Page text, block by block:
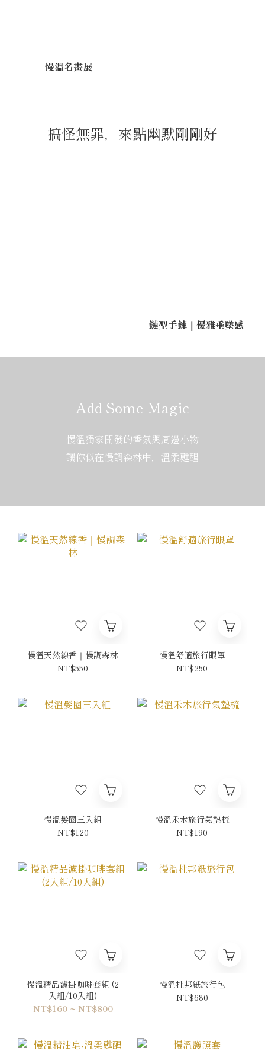
慢溫名畫展
搞怪無罪，來點幽默剛剛好
鏈型手鍊｜優雅垂墜感
Add Some Magic
慢溫獨家開發的香氛與周邊小物
讓你似在慢調森林中，溫柔甦醒
慢溫天然線香｜慢調森林
NT$550
慢溫舒適旅行眼罩
NT$250
慢溫髮圈三入組
NT$120
慢溫禾木旅行氣墊梳
NT$190
慢溫精品濾掛咖啡套組 (2
入組/10入組)
NT$160 ~ NT$800
慢溫杜邦紙旅行包
NT$680